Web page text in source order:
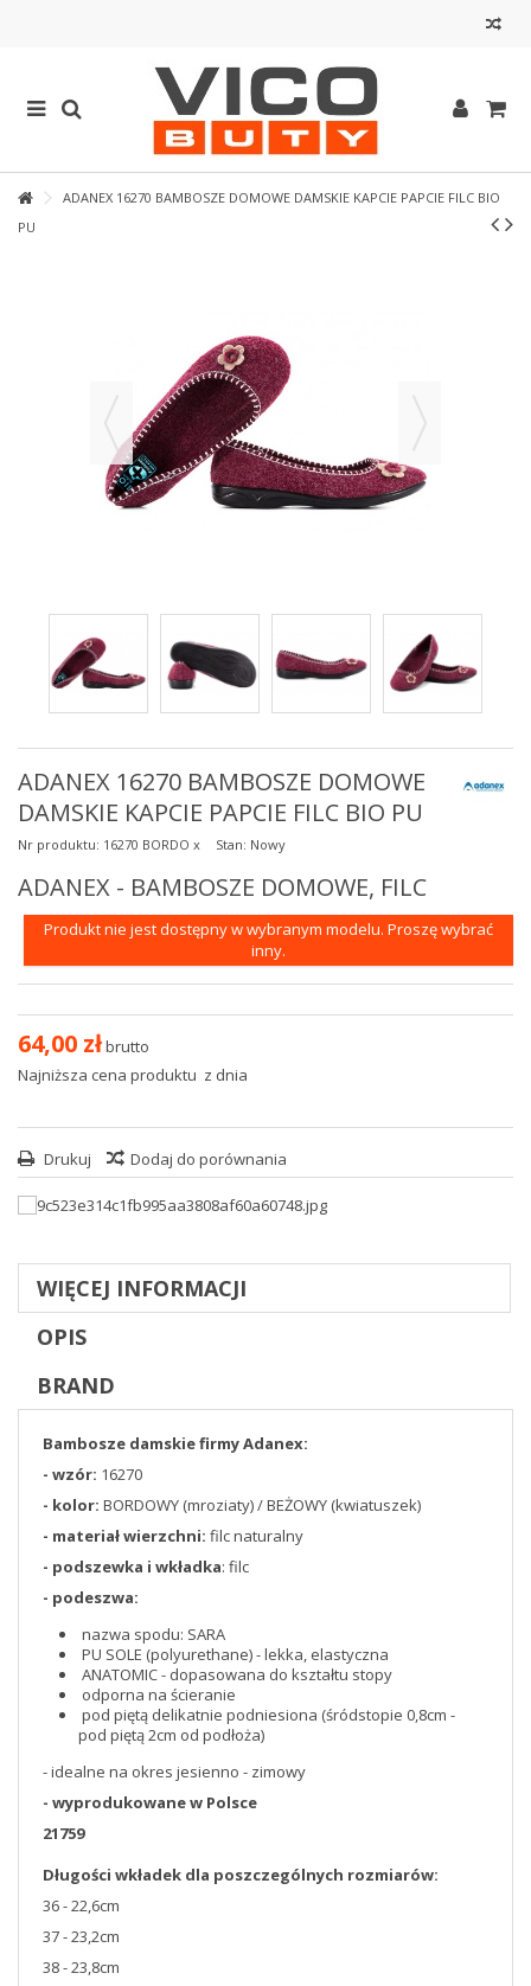
ADANEX 16270 BAMBOSZE DOMOWE DAMSKIE KAPCIE PAPCIE FILC BIO
PU
ADANEX 16270 BAMBOSZE DOMOWE
DAMSKIE KAPCIE PAPCIE FILC BIO PU
Nr produktu: 16270 BORDO x Stan: Nowy
ADANEX - BAMBOSZE DOMOWE, FILC
Produkt nie jest dostępny w wybranym modelu. Proszę wybrać
inny.
64,00 złbrutto
Najniższa cena produktu z dnia
Drukuj Dodaj do porównania
WIĘCEJ INFORMACJI
OPIS
BRAND
Bambosze damskie firmy Adanex:
- wzór: 16270
- kolor: BORDOWY (mroziaty) / BEŻOWY (kwiatuszek)
- materiał wierzchni: filc naturalny
- podszewka i wkładka: filc
- podeszwa:
nazwa spodu: SARA
PU SOLE (polyurethane) - lekka, elastyczna
ANATOMIC - dopasowana do kształtu stopy
odporna na ścieranie
pod piętą delikatnie podniesiona (śródstopie 0,8cm -
pod piętą 2cm od podłoża)
- idealne na okres jesienno - zimowy
- wyprodukowane w Polsce
21759
Długości wkładek dla poszczególnych rozmiarów:
36 - 22,6cm
37 - 23,2cm
38 - 23,8cm